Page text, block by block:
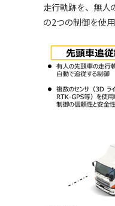
走行軌跡を、無人
の2つの制御を使用